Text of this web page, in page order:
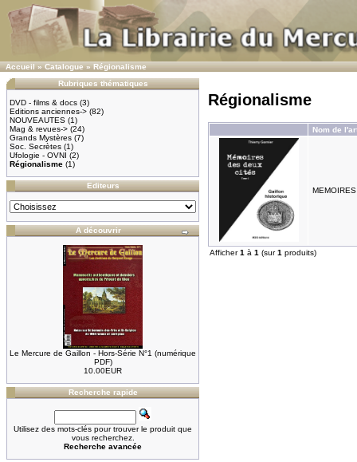
Accueil»Catalogue»Régionalisme
Rubriques thématiques
DVD - films & docs (3)
Editions anciennes-> (82)
NOUVEAUTES (1)
Mag & revues-> (24)
Grands Mystères (7)
Soc. Secrètes (1)
Ufologie - OVNI (2)
Régionalisme (1)
Editeurs
A découvrir
Le Mercure de Gaillon - Hors-Série N°1 (numérique
PDF)
10.00EUR
Recherche rapide
Utilisez des mots-clés pour trouver le produit que
vous recherchez.
Recherche avancée
Régionalisme
Nom de
Afficher1 à 1 (sur1 produits)